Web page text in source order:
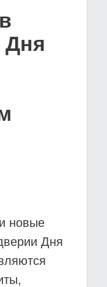
Дня
новые
Дня